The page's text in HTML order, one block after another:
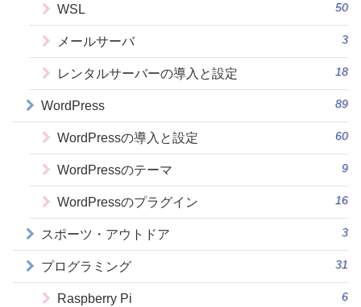
WSL 50
メールサーバ 3
レンタルサーバーの導入と設定 18
WordPress 89
WordPressの導入と設定 60
WordPressのテーマ 9
WordPressのプラグイン 16
スポーツ・アウトドア 3
プログラミング 31
Raspberry Pi 6